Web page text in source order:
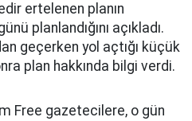
ertelenen planın
planlandığını açıkladı.
geçerken yol açtığı küçük
plan hakkında bilgi verdi.
Free gazetecilere, o gün